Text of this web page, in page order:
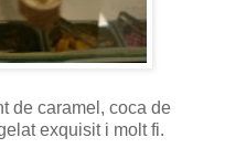
de caramel, coca de
exquisit i molt fi.